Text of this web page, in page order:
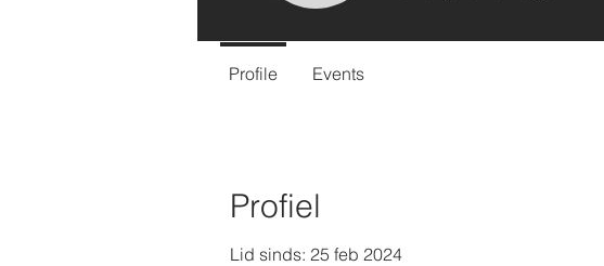
Profiel
Lid sinds: 25 feb 2024
Profile Events